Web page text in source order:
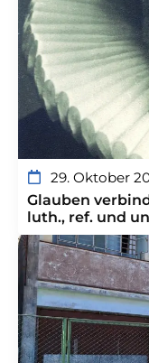
29. Oktober
Glauben
luth., ref. und